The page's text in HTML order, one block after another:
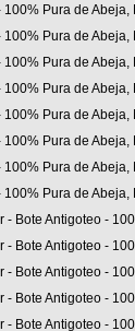
100% Pura de
100% Pura de
100% Pura de
100% Pura de
100% Pura de
100% Pura de
100% Pura de
100% Pura de
- Bote Antigoteo -
- Bote Antigoteo -
- Bote Antigoteo -
- Bote Antigoteo -
- Bote Antigoteo -